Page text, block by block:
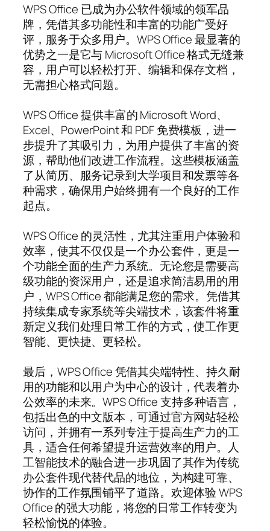
WPS Office 已成为办公软件领域的领军品
牌，凭借其多功能性和丰富的功能广受好
评，服务于众多用户。WPS Office 最显著的
优势之一是它与 Microsoft Office 格式无缝兼
容，用户可以轻松打开、编辑和保存文档，
无需担心格式问题。
WPS Office 提供丰富的 Microsoft Word、
Excel、PowerPoint 和 PDF 免费模板，进一
步提升了其吸引力，为用户提供了丰富的资
源，帮助他们改进工作流程。这些模板涵盖
了从简历、服务记录到大学项目和发票等各
种需求，确保用户始终拥有一个良好的工作
起点。
WPS Office 的灵活性，尤其注重用户体验和
效率，使其不仅仅是一个办公套件，更是一
个功能全面的生产力系统。无论您是需要高
级功能的资深用户，还是追求简洁易用的用
户，WPS Office 都能满足您的需求。凭借其
持续集成专家系统等尖端技术，该套件将重
新定义我们处理日常工作的方式，使工作更
智能、更快捷、更轻松。
最后，WPS Office 凭借其尖端特性、持久耐
用的功能和以用户为中心的设计，代表着办
公效率的未来。WPS Office 支持多种语言，
包括出色的中文版本，可通过官方网站轻松
访问，并拥有一系列专注于提高生产力的工
具，适合任何希望提升运营效率的用户。人
工智能技术的融合进一步巩固了其作为传统
办公套件现代替代品的地位，为构建可靠、
协作的工作氛围铺平了道路。欢迎体验 WPS
Office 的强大功能，将您的日常工作转变为
轻松愉悦的体验。